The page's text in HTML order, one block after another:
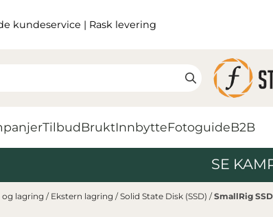
kundeservice | Rask levering
TilbudBruktInnbytteFotoguideB2B
SE
lagring / Ekstern lagring /Solid State Disk (SSD) /SmallRig SSD